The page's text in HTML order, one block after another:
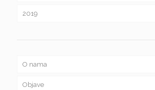
2019
O nama
Objave